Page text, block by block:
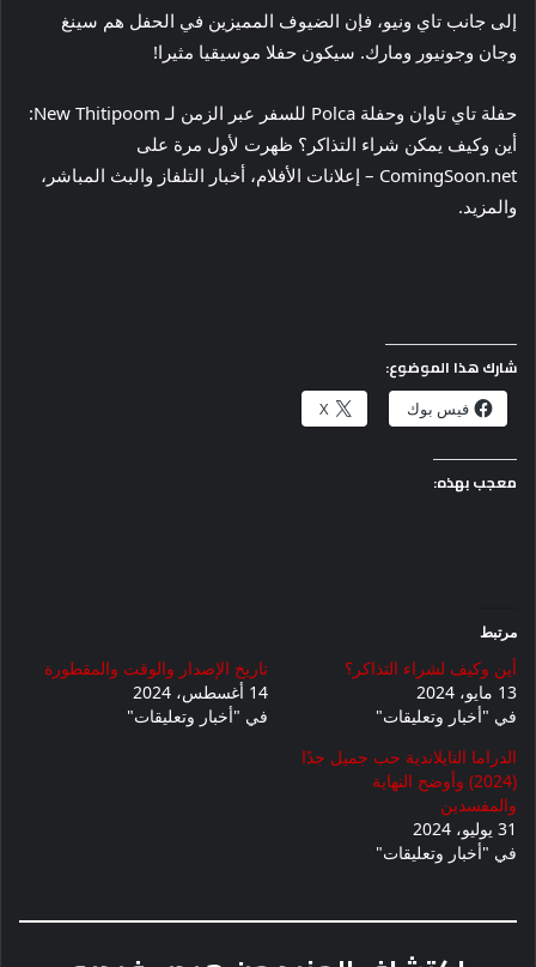
إلى جانب تاي ونيو، فإن الضيوف المميزين في الحفل هم سينغ
وجان وجونيور ومارك. سيكون حفلا موسيقيا مثيرا!
حفلة تاي تاوان وحفلة Polca للسفر عبر الزمن لـ New Thitipoom:
أين وكيف يمكن شراء التذاكر؟ ظهرت لأول مرة على
ComingSoon.net – إعلانات الأفلام، أخبار التلفاز والبث المباشر،
والمزيد.
شارك هذا الموضوع:
فيس بوك X
معجب بهذه:
مرتبط
أين وكيف لشراء التذاكر؟
13 مايو، 2024
في "أخبار وتعليقات"
تاريخ الإصدار والوقت والمقطورة
14 أغسطس، 2024
في "أخبار وتعليقات"
الدراما التايلاندية حب جميل جدًا
(2024) وأوضح النهاية
والمفسدين
31 يوليو، 2024
في "أخبار وتعليقات"